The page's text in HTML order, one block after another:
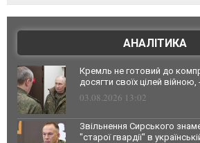
АНАЛІТИКА
Кремль не готовий до
досягти своїх цілей
03.08.2026 13:02
Звільнення Сирського
"старої гвардії" в